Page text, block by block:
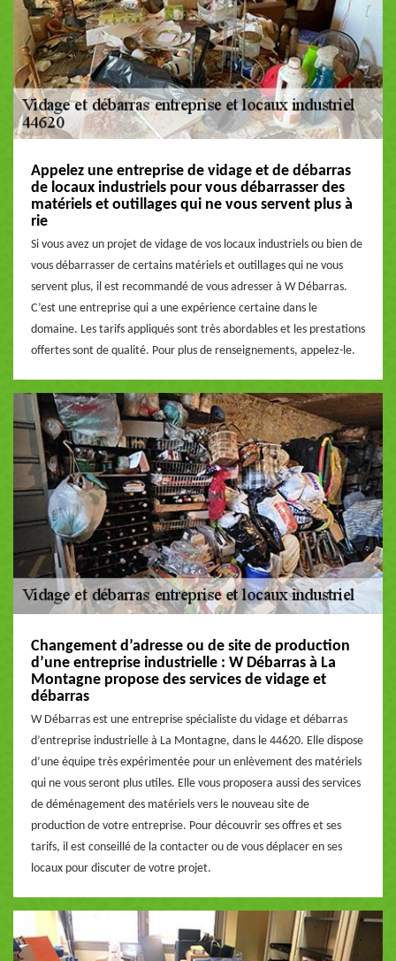
Appelez une entreprise de vidage et de débarras
de locaux industriels pour vous débarrasser des
matériels et outillages qui ne vous servent plus à
rie
Si vous avez un projet de vidage de vos locaux industriels ou bien de
vous débarrasser de certains matériels et outillages qui ne vous
servent plus, il est recommandé de vous adresser à W Débarras.
C’est une entreprise qui a une expérience certaine dans le
domaine. Les tarifs appliqués sont très abordables et les prestations
offertes sont de qualité. Pour plus de renseignements, appelez-le.
Changement d’adresse ou de site de production
d’une entreprise industrielle : W Débarras à La
Montagne propose des services de vidage et
débarras
W Débarras est une entreprise spécialiste du vidage et débarras
d’entreprise industrielle à La Montagne, dans le 44620. Elle dispose
d’une équipe très expérimentée pour un enlèvement des matériels
qui ne vous seront plus utiles. Elle vous proposera aussi des services
de déménagement des matériels vers le nouveau site de
production de votre entreprise. Pour découvrir ses offres et ses
tarifs, il est conseillé de la contacter ou de vous déplacer en ses
locaux pour discuter de votre projet.